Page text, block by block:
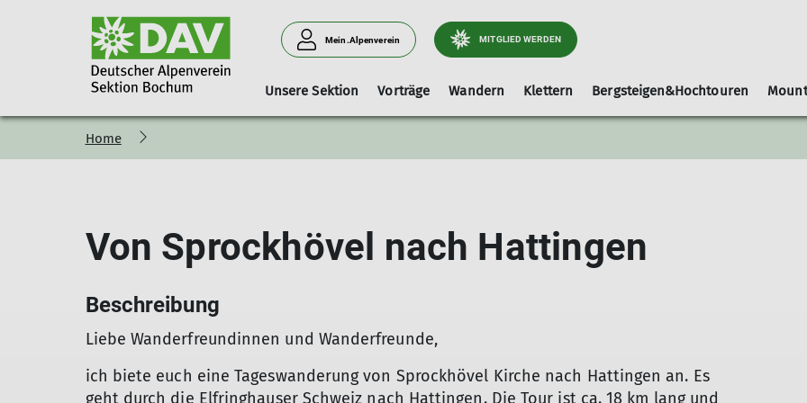
Mein.Alpenverein MITGLIED WERDEN
Unsere Sektion
Satzung Vorstand und Beirat Mitgliedschaft
DAV-Familienmitgliedschaft
Informationen zur Kündigung
Ehrenamt Geschäftsstelle Bücherecke Hütte
Vorträge
Programm
Wandern
Tourenformate Programm alpenvereinaktiv.com
Klettern
Kletterstammtisch Freier Klettertreff Kurse & Touren Kurs-/
Bergsteigen&Hochtouren
Kurse&Touren Schwarzes Brett
Schwarzes Brett Mountainbiken
Gymnastik 60+
Kinder- und Jugendklettergruppe Aktive im JDAV
Home
Von Sprockhövel nach Hattingen
Beschreibung
Liebe Wanderfreundinnen und Wanderfreunde,
ich biete euch eine Tageswanderung von Sprockhövel Kirche nach Hattingen an. Es
geht durch die Elfringhauser Schweiz nach Hattingen. Die Tour ist ca. 18 km lang und